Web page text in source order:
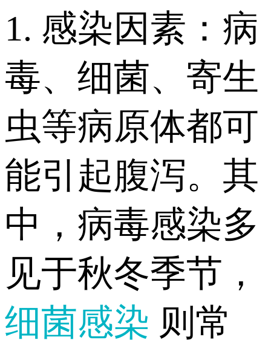
1. 感染因素：病
毒、细菌、寄生
虫等病原体都可
能引起腹泻。其
中，病毒感染多
见于秋冬季节，
细菌感染 则常